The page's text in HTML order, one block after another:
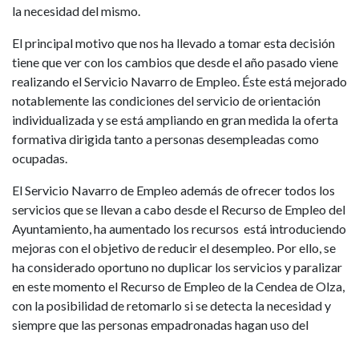
la necesidad del mismo.
El principal motivo que nos ha llevado a tomar esta decisión
tiene que ver con los cambios que desde el año pasado viene
realizando el Servicio Navarro de Empleo. Éste está mejorado
notablemente las condiciones del servicio de orientación
individualizada y se está ampliando en gran medida la oferta
formativa dirigida tanto a personas desempleadas como
ocupadas.
El Servicio Navarro de Empleo además de ofrecer todos los
servicios que se llevan a cabo desde el Recurso de Empleo del
Ayuntamiento, ha aumentado los recursos está introduciendo
mejoras con el objetivo de reducir el desempleo. Por ello, se
ha considerado oportuno no duplicar los servicios y paralizar
en este momento el Recurso de Empleo de la Cendea de Olza,
con la posibilidad de retomarlo si se detecta la necesidad y
siempre que las personas empadronadas hagan uso del